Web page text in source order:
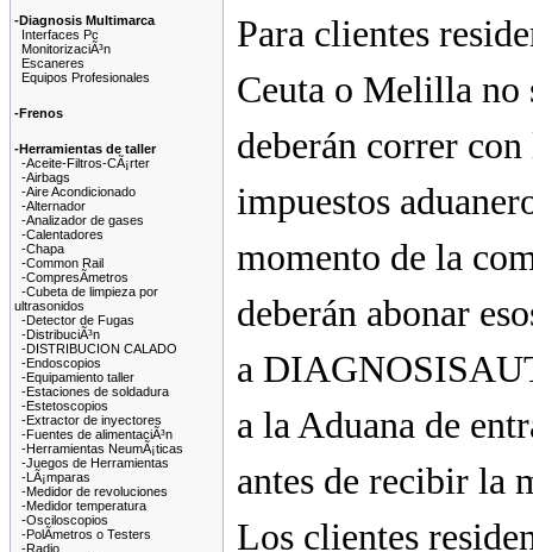
-Diagnosis Multimarca
Interfaces Pc
MonitorizaciÃ³n
Escaneres
Equipos Profesionales
-Frenos
-Herramientas de taller
-Aceite-Filtros-CÃ¡rter
-Airbags
-Aire Acondicionado
-Alternador
-Analizador de gases
-Calentadores
-Chapa
-Common Rail
-CompresÃ­metros
-Cubeta de limpieza por
ultrasonidos
-Detector de Fugas
-DistribuciÃ³n
-DISTRIBUCION CALADO
-Endoscopios
-Equipamiento taller
-Estaciones de soldadura
-Estetoscopios
-Extractor de inyectores
-Fuentes de alimentaciÃ³n
-Herramientas NeumÃ¡ticas
-Juegos de Herramientas
-LÃ¡mparas
-Medidor de revoluciones
-Medidor temperatura
-Osciloscopios
-PolÃ­metros o Testers
-Radio
Para clientes
Ceuta o Melilla no
deberán correr
impuestos
momento de la
deberán abonar
a
a la Aduana de
antes de recibir la
Los clientes